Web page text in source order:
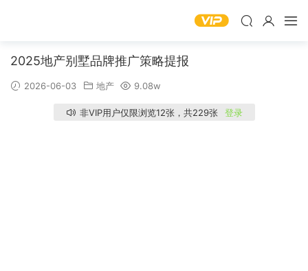
2025地产别墅品牌推广策略提报
2026-06-03 地产 9.08w
非VIP用户仅限浏览12张，共229张 登录